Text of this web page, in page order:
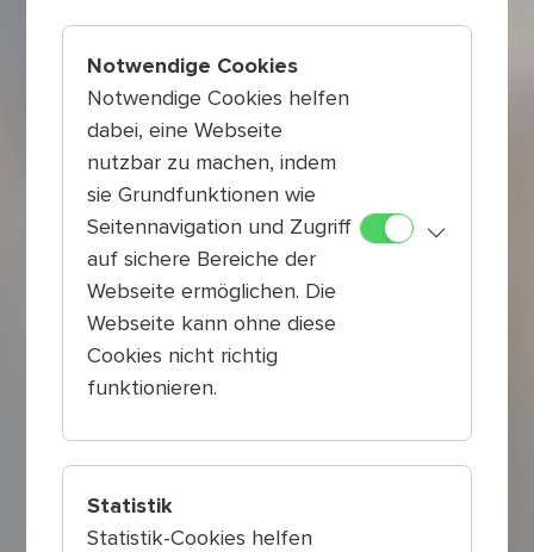
Notwendige Cookies
Notwendige Cookies helfen
dabei, eine Webseite
nutzbar zu machen, indem
sie Grundfunktionen wie
Seitennavigation und Zugriff
auf sichere Bereiche der
Webseite ermöglichen. Die
Webseite kann ohne diese
Cookies nicht richtig
funktionieren.
Statistik
Statistik-Cookies helfen